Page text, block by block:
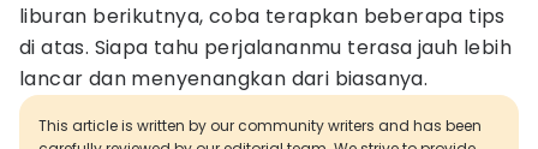
liburan berikutnya, coba terapkan beberapa tips
di atas. Siapa tahu perjalananmu terasa jauh lebih
lancar dan menyenangkan dari biasanya.
This article is written by our community writers and has been